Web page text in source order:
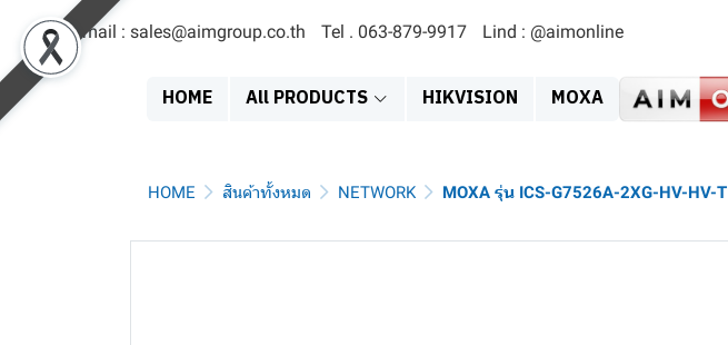
Email : sales@aimgroup.co.th Tel . 063-879-9917 Lind : @aimonline
HOME All PRODUCTS HIKVISION MOXA
HOME สินค้าทั้งหมด NETWORK MOXA รุ่น ICS-G7526A-2XG-HV-HV-T